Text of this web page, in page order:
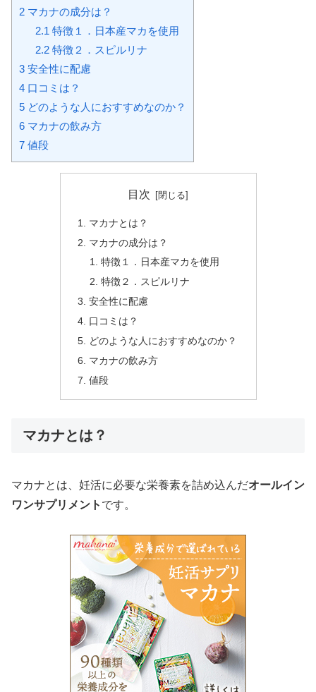
2 マカナの成分は？
2.1 特徴１．日本産マカを使用
2.2特徴２．スピルリナ
3 安全性に配慮
4 口コミは？
5 どのような人におすすめなのか？
6 マカナの飲み方
7 値段
目次
マカナとは？
マカナの成分は？
特徴１．日本産マカを使用
特徴２．スピルリナ
安全性に配慮
口コミは？
どのような人におすすめなのか？
マカナの飲み方
値段
マカナとは？
マカナとは、妊活に必要な栄養素を詰め込んだオールイン
ワンサプリメント です。